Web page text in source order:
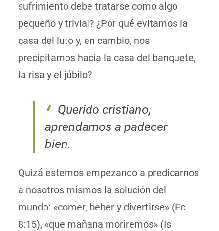
sufrimiento debe tratarse como algo
pequeño y trivial? ¿Por qué evitamos la
casa del luto y, en cambio, nos
precipitamos hacia la casa del banquete,
la risa y el júbilo?
Querido cristiano,
aprendamos a padecer
bien.
Quizá estemos empezando a predicarnos
a nosotros mismos la solución del
mundo: «comer, beber y divertirse» (Ec
8:15), «que mañana moriremos» (Is